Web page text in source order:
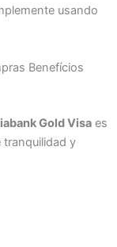
usando
Benefícios
Gold Visaes
tranquilidad y